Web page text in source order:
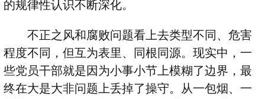
的规律性认识不断深化。
不正之风和腐败问题看上去类型不同、危害
程度不同，但互为表里、同根同源。现实中，一
些党员干部就是因为小事小节上模糊了边界，最
终在大是大非问题上丢掉了操守。从一包烟、一